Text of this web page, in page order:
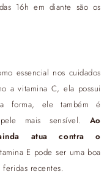
16h em diante são os
essencial nos cuidados
a vitamina C, ela possui
forma, ele também é
mais sensível. Ao
atua contra o
E pode ser uma boa
recentes.